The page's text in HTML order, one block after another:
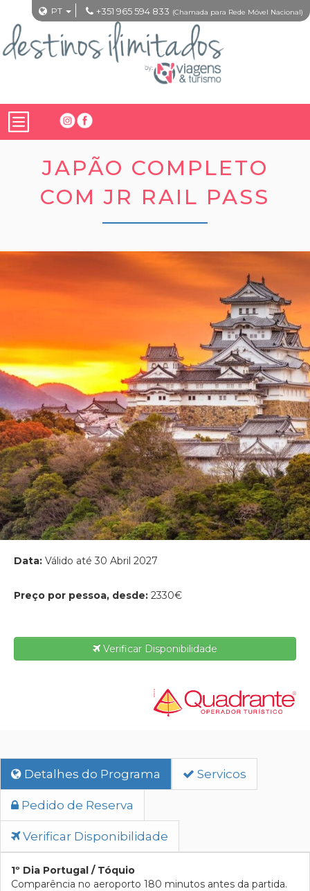
PT +351 965 594 833 (Chamada para Rede Móvel Nacional)
JAPÃO COMPLETO
COM JR RAIL PASS
Data: Válido até 30 Abril 2027
Preço por pessoa, desde: 2330€
Verificar Disponibilidade
Detalhes do Programa Servicos
Pedido de Reserva
Verificar Disponibilidade
1º Dia Portugal / Tóquio
Comparência no aeroporto 180 minutos antes da partida.